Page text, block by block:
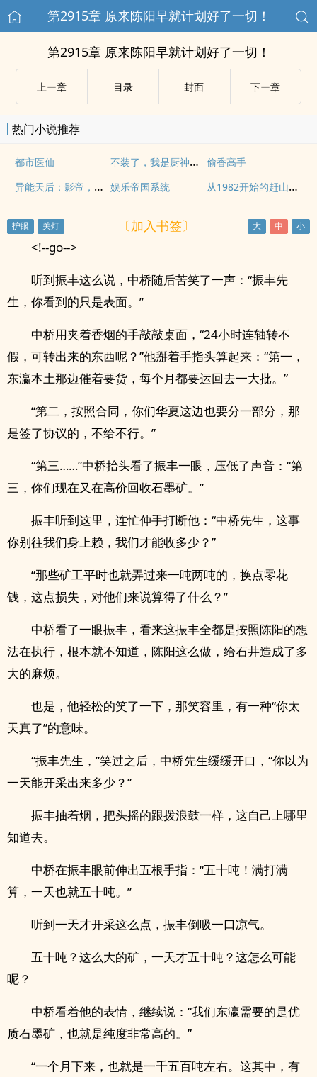
第2915章 原来陈阳早就计划好了一切！
第2915章 原来陈阳早就计划好了一切！
上ー章 目录 封面 下ー章
热门小说推荐
都市医仙 不装了，我是厨神我摊牌了！ 偷香高手
异能天后：影帝，结婚吧 娱乐帝国系统 从1982开始的赶山生涯
〔加入书签〕
<!--go-->
听到振丰这么说，中桥随后苦笑了一声：“振丰先
生，你看到的只是表面。”
中桥用夹着香烟的手敲敲桌面，“24小时连轴转不
假，可转出来的东西呢？”他掰着手指头算起来：“第一，
东瀛本土那边催着要货，每个月都要运回去一大批。”
“第二，按照合同，你们华夏这边也要分一部分，那
是签了协议的，不给不行。”
“第三……”中桥抬头看了振丰一眼，压低了声音：“第
三，你们现在又在高价回收石墨矿。”
振丰听到这里，连忙伸手打断他：“中桥先生，这事
你别往我们身上赖，我们才能收多少？”
“那些矿工平时也就弄过来一吨两吨的，换点零花
钱，这点损失，对他们来说算得了什么？”
中桥看了一眼振丰，看来这振丰全都是按照陈阳的想
法在执行，根本就不知道，陈阳这么做，给石井造成了多
大的麻烦。
也是，他轻松的笑了一下，那笑容里，有一种“你太
天真了”的意味。
“振丰先生，”笑过之后，中桥先生缓缓开口，“你以为
一天能开采出来多少？”
振丰抽着烟，把头摇的跟拨浪鼓一样，这自己上哪里
知道去。
中桥在振丰眼前伸出五根手指：“五十吨！满打满
算，一天也就五十吨。”
听到一天才开采这么点，振丰倒吸一口凉气。
五十吨？这么大的矿，一天才五十吨？这怎么可能
呢？
中桥看着他的表情，继续说：“我们东瀛需要的是优
质石墨矿，也就是纯度非常高的。”
“一个月下来，也就是一千五百吨左右。这其中，有